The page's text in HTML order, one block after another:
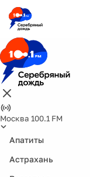
Москва 100.1 FM
Апатиты
Астрахань